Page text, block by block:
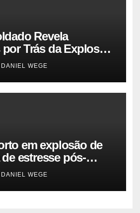
Revela
Trás da Explosão
em Las Vegas –
DANIEL WEGE
em explosão de
estresse pós-
‘colapso’ dos
DANIEL WEGE